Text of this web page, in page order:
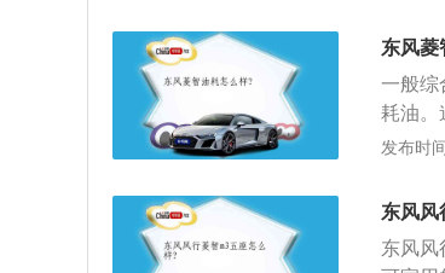
首款紧
热隔音
梁，
里的
佳使用
松垮找
东风菱
一般综
耗油。
耗；2
正比，
耗2至
通不畅
发布时
东风风
东风风